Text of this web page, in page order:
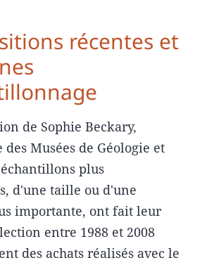
récentes et
de Sophie Beckary,
des Musées de Géologie et
plus
d'une taille ou d'une
importante, ont fait leur
entre 1988 et 2008
des achats réalisés avec le